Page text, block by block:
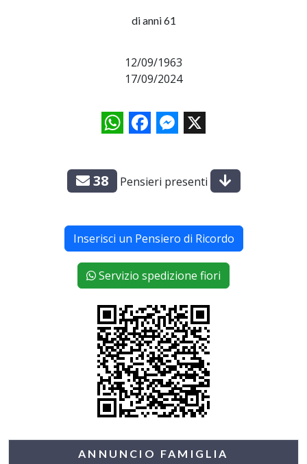
di anni 61
12/09/1963
17/09/2024
WhatsAppFacebookMessenger
X
38 Pensieri presenti
Inserisci un Pensiero di Ricordo
Servizio spedizione fiori
ANNUNCIO FAMIGLIA